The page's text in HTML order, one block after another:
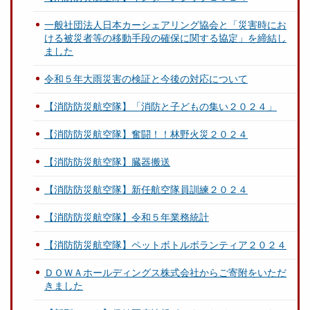
一般社団法人日本カーシェアリング協会と「災害時にお
ける被災者等の移動手段の確保に関する協定」を締結し
ました
令和５年大雨災害の検証と今後の対応について
【消防防災航空隊】「消防と子どもの集い２０２４」
【消防防災航空隊】奮闘！！林野火災２０２４
【消防防災航空隊】臓器搬送
【消防防災航空隊】新任航空隊員訓練２０２４
【消防防災航空隊】令和５年業務統計
【消防防災航空隊】ペットボトルボランティア２０２４
ＤＯＷＡホールディングス株式会社からご寄附をいただ
きました